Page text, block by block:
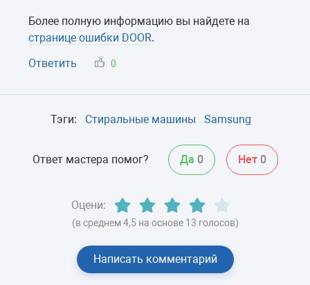
Более полную информацию вы найдете на
странице ошибки DOOR.
Ответить
0
Тэги: Стиральные машины Samsung
Ответ мастера помог? Да 0 Нет 0
Оцени:
(в среднем 4,5 на основе 13 голосов)
Написать комментарий